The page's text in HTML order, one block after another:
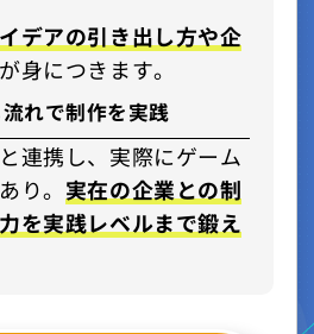
デアの引き出し方や企
が身につきます。
れで制作を実践
連携し、実際にゲーム
り。 実在の企業との制
を実践レベルまで鍛え